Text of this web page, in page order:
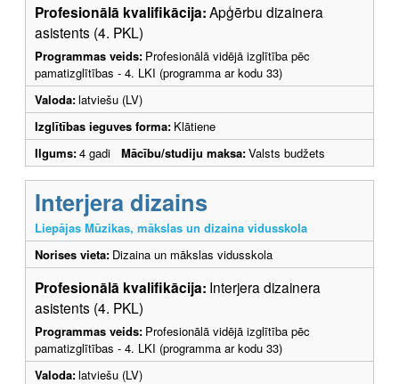
Profesionālā kvalifikācija:Apģērbu dizainera
asistents (4. PKL)
Programmas veids: Profesionālā vidējā izglītība pēc
pamatizglītības - 4. LKI (programma ar kodu 33)
Valoda:latviešu (LV)
Izglītības ieguves forma: Klātiene
Ilgums:4 gadi Mācību/studiju maksa:Valsts budžets
Interjera dizains
Liepājas Mūzikas, mākslas un dizaina vidusskola
Norises vieta: Dizaina un mākslas vidusskola
Profesionālā kvalifikācija: Interjera dizainera
asistents (4. PKL)
Programmas veids: Profesionālā vidējā izglītība pēc
pamatizglītības - 4. LKI (programma ar kodu 33)
Valoda:latviešu (LV)